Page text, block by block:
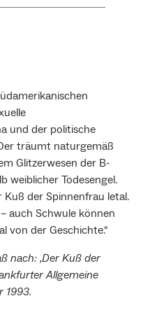
und der politische
träumt naturgemäß
Glitzerwesen der B-
weiblicher Todesengel.
der Spinnenfrau letal.
auch Schwule können
von der Geschichte.“
nach: ‚Der Kuß der
Allgemeine
1993.